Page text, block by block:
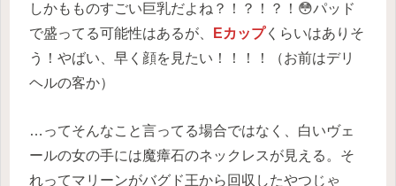
しかもものすごい巨乳だよね？！？！？！😳パッド
で盛ってる可能性はあるが、
Eカップくらいはありそ
う！やばい、早く顔を見たい！！！！（お前はデリ
ヘルの客か）
…ってそんなこと言ってる場合ではなく、白いヴェ
ールの女の手には魔瘴石のネックレスが見える。そ
れってマリーンがバグド王から回収したやつじゃ